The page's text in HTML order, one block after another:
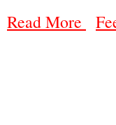
Read More